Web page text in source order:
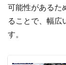
可能性があるた
ることで、幅広
す。